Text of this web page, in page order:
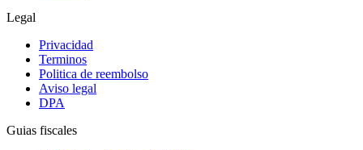
Legal
Privacidad
Terminos
Politica de reembolso
Aviso legal
DPA
Guias fiscales